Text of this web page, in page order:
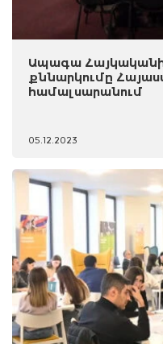
Ապագա
քննարկումը
համալսարանում
05.12.2023